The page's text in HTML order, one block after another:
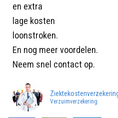
en extra
lage kosten
loonstroken.
En nog meer voordelen.
Neem snel contact op.
Verzuimverzekering